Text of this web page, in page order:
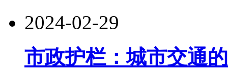
2024-02-29
市政护栏：城市交通